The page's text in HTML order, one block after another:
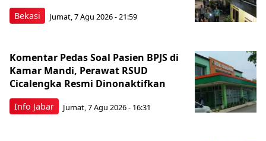
Bekasi Jumat, 7 Agu 2026 - 21:59
Info Jabar
Komentar Pedas Soal Pasien BPJS di
Kamar Mandi, Perawat RSUD
Cicalengka Resmi Dinonaktifkan
Jumat, 7 Agu 2026 - 16:31